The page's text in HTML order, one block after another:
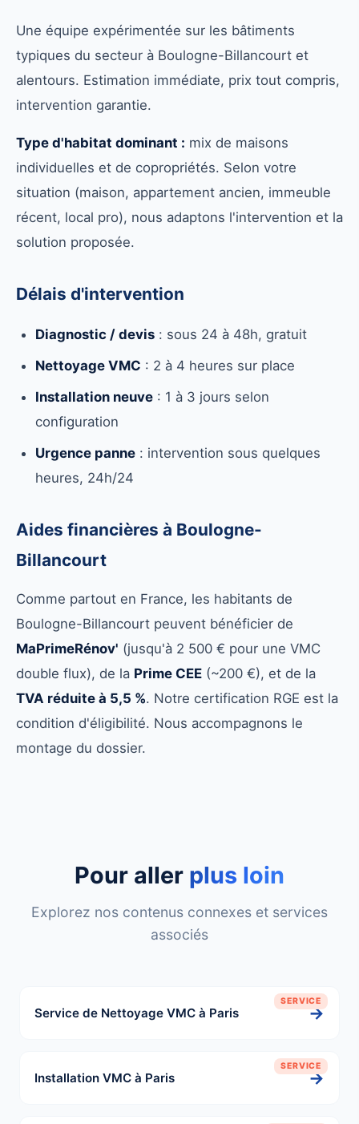
Une équipe expérimentée sur les bâtiments
typiques du secteur à Boulogne-Billancourt et
alentours. Estimation immédiate, prix tout compris,
intervention garantie.
Type d'habitat dominant : mix de maisons
individuelles et de copropriétés. Selon votre
situation (maison, appartement ancien, immeuble
récent, local pro), nous adaptons l'intervention et la
solution proposée.
Délais d'intervention
Diagnostic / devis : sous 24 à 48h, gratuit
Nettoyage VMC : 2 à 4 heures sur place
Installation neuve : 1 à 3 jours selon
configuration
Urgence panne : intervention sous quelques
heures, 24h/24
Aides financières à Boulogne-
Billancourt
Comme partout en France, les habitants de
Boulogne-Billancourt peuvent bénéficier de
MaPrimeRénov' (jusqu'à 2 500 € pour une VMC
double flux), de la Prime CEE (~200 €), et de la
TVA réduite à 5,5 %. Notre certification RGE est la
condition d'éligibilité. Nous accompagnons le
montage du dossier.
Pour aller plus loin
Explorez nos contenus connexes et services
associés
SERVICE
Service de Nettoyage VMC à Paris →
SERVICE
Installation VMC à Paris →